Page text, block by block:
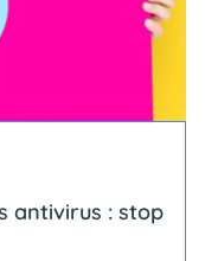
antivirus : stop